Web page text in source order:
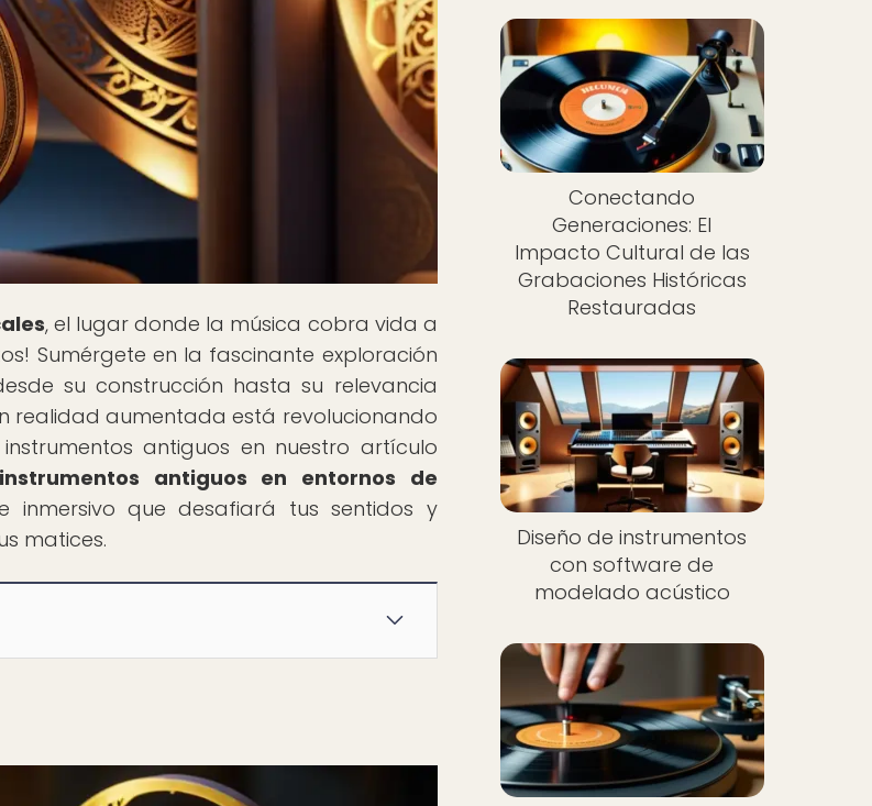
, el lugar donde la música cobra vida a
Sumérgete en la fascinante exploración
su construcción hasta su relevancia
realidad aumentada está revolucionando
antiguos en nuestro artículo
antiguos en entornos de
inmersivo que desafiará tus sentidos y
matices.
Conectando
Generaciones: El
Impacto Cultural de las
Grabaciones Históricas
Restauradas
Diseño de instrumentos
con software de
modelado acústico